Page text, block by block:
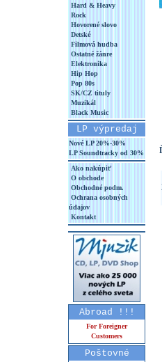
Hard & Heavy
Rock
Hovorené slovo
Detské
Filmová hudba
Ostatné žánre
Elektronika
Hip Hop
Pop 80s
SK/CZ tituly
Muzikál
Black Music
LP výpredaj
Nové LP 20%-30%
LP Soundtracky od 30%
Ako nakúpiť
O obchode
Obchodné podm.
Ochrana osobných
údajov
Kontakt
Abroad !!!
For Foreigner
Customers
Poštovné